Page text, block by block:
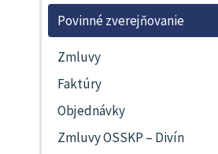
Povinné zverejňovanie
Zmluvy
Faktúry
Objednávky
Zmluvy OSSKP – Divín